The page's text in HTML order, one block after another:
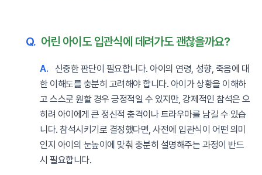
Q. 어린 아이도 입관식에 데려가도 괜찮을까요?
A.
신중한 판단이 필요합니다. 아이의 연령, 성향, 죽음에 대
한 이해도를 충분히 고려해야 합니다. 아이가 상황을 이해하
고 스스로 원할 경우 긍정적일 수 있지만, 강제적인 참석은 오
히려 아이에게 큰 정신적 충격이나 트라우마를 남길 수 있습
니다. 참석시키기로 결정했다면, 사전에 입관식이 어떤 의미
인지 아이의 눈높이에 맞춰 충분히 설명해주는 과정이 반드
시 필요합니다.